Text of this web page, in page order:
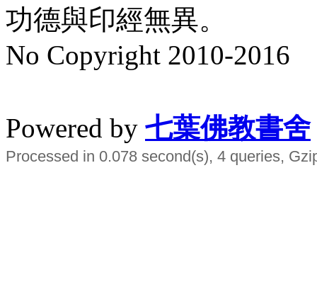
功德與印經無異。
No Copyright 2010-2016
Powered by 七葉佛教書舍
Processed in 0.078 second(s), 4 queries,